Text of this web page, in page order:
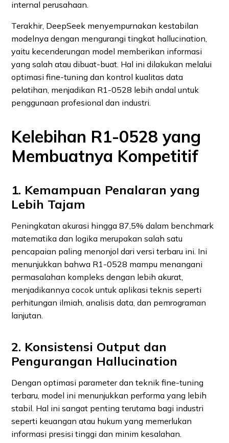
internal perusahaan.
Terakhir, DeepSeek menyempurnakan kestabilan
modelnya dengan mengurangi tingkat hallucination,
yaitu kecenderungan model memberikan informasi
yang salah atau dibuat-buat. Hal ini dilakukan melalui
optimasi fine-tuning dan kontrol kualitas data
pelatihan, menjadikan R1‑0528 lebih andal untuk
penggunaan profesional dan industri.
Kelebihan R1‑0528 yang
Membuatnya Kompetitif
1. Kemampuan Penalaran yang
Lebih Tajam
Peningkatan akurasi hingga 87,5% dalam benchmark
matematika dan logika merupakan salah satu
pencapaian paling menonjol dari versi terbaru ini. Ini
menunjukkan bahwa R1‑0528 mampu menangani
permasalahan kompleks dengan lebih akurat,
menjadikannya cocok untuk aplikasi teknis seperti
perhitungan ilmiah, analisis data, dan pemrograman
lanjutan.
2. Konsistensi Output dan
Pengurangan Hallucination
Dengan optimasi parameter dan teknik fine-tuning
terbaru, model ini menunjukkan performa yang lebih
stabil. Hal ini sangat penting terutama bagi industri
seperti keuangan atau hukum yang memerlukan
informasi presisi tinggi dan minim kesalahan.